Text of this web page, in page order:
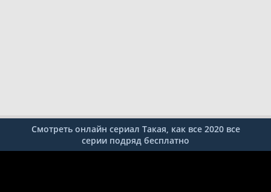
Смотреть онлайн сериал Такая, как все 2020 все
серии подряд бесплатно